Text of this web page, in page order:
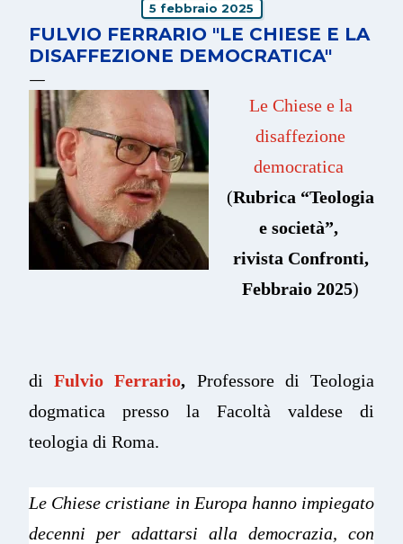
5 febbraio 2025
FULVIO FERRARIO "LE CHIESE E LA
DISAFFEZIONE DEMOCRATICA"
Le Chiese e la
disaffezione
democratica
(Rubrica “Teologia
e società”,
rivista Confronti,
Febbraio 2025)
diFulvio Ferrario, Professore di Teologia
dogmatica presso la Facoltà valdese di
teologia di Roma.
Le Chiese cristiane in Europa hanno impiegato
decenni per adattarsi alla democrazia, con